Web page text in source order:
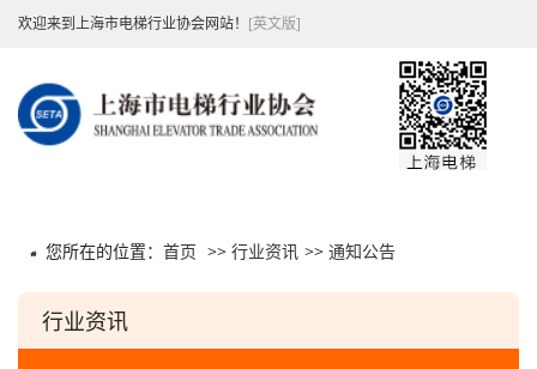
欢迎来到上海市电梯行业协会网站！ [英文版]
您所在的位置： 首页 >> 行业资讯 >> 通知公告
行业资讯